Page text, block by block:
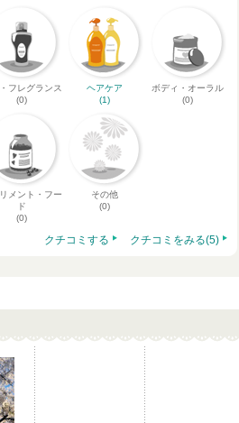
フレグランス
(0)
ヘアケア
(1)
ボディ・オーラル
(0)
メント・フー
ド
(0)
その他
(0)
クチコミする クチコミをみる(5)